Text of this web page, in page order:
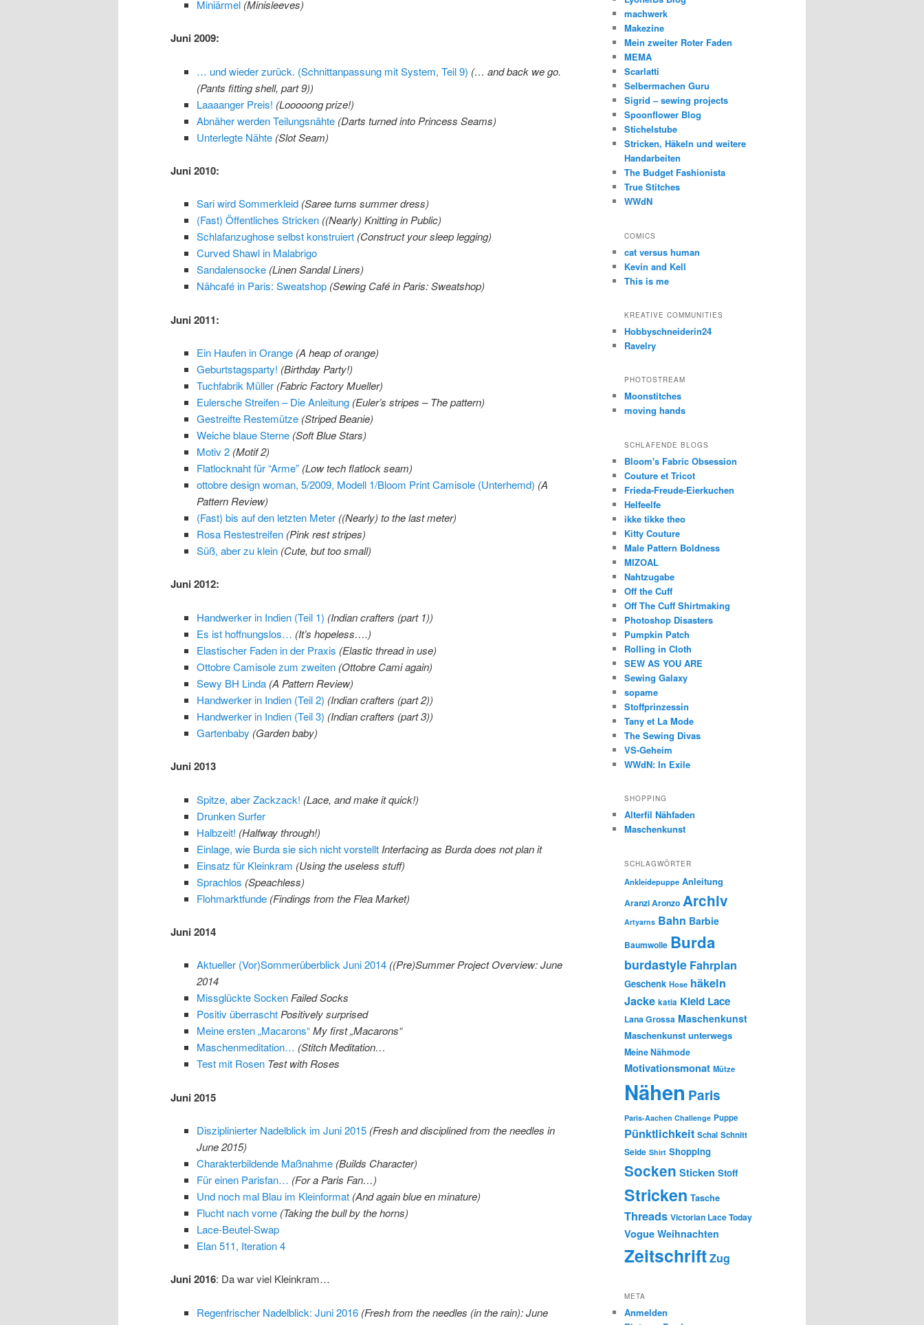
Miniärmel (Minisleeves)
Juni 2009:
… und wieder zurück. (Schnittanpassung mit System, Teil 9) (… and back we go.
(Pants fitting shell, part 9))
Laaaanger Preis! (Looooong prize!)
Abnäher werden Teilungsnähte (Darts turned into Princess Seams)
Unterlegte Nähte (Slot Seam)
Juni 2010:
Sari wird Sommerkleid (Saree turns summer dress)
(Fast) Öffentliches Stricken ((Nearly) Knitting in Public)
Schlafanzughose selbst konstruiert (Construct your sleep legging)
Curved Shawl in Malabrigo
Sandalensocke (Linen Sandal Liners)
Nähcafé in Paris: Sweatshop (Sewing Café in Paris: Sweatshop)
Juni 2011:
Ein Haufen in Orange (A heap of orange)
Geburtstagsparty! (Birthday Party!)
Tuchfabrik Müller (Fabric Factory Mueller)
Eulersche Streifen – Die Anleitung (Euler’s stripes – The pattern)
Gestreifte Restemütze (Striped Beanie)
Weiche blaue Sterne (Soft Blue Stars)
Motiv 2 (Motif 2)
Flatlocknaht für “Arme” (Low tech flatlock seam)
ottobre design woman, 5/2009, Modell 1/Bloom Print Camisole (Unterhemd) (A
Pattern Review)
(Fast) bis auf den letzten Meter ((Nearly) to the last meter)
Rosa Restestreifen (Pink rest stripes)
Süß, aber zu klein (Cute, but too small)
Juni 2012:
Handwerker in Indien (Teil 1) (Indian crafters (part 1))
Es ist hoffnungslos… (It’s hopeless….)
Elastischer Faden in der Praxis (Elastic thread in use)
Ottobre Camisole zum zweiten (Ottobre Cami again)
Sewy BH Linda (A Pattern Review)
Handwerker in Indien (Teil 2) (Indian crafters (part 2))
Handwerker in Indien (Teil 3) (Indian crafters (part 3))
Gartenbaby (Garden baby)
Juni 2013
Spitze, aber Zackzack! (Lace, and make it quick!)
Drunken Surfer
Halbzeit! (Halfway through!)
Einlage, wie Burda sie sich nicht vorstellt Interfacing as Burda does not plan it
Einsatz für Kleinkram (Using the useless stuff)
Sprachlos (Speachless)
Flohmarktfunde (Findings from the Flea Market)
Juni 2014
Aktueller (Vor)Sommerüberblick Juni 2014 ((Pre)Summer Project Overview: June
2014
Missglückte Socken Failed Socks
Positiv überrascht Positively surprised
Meine ersten „Macarons“ My first „Macarons“
Maschenmeditation… (Stitch Meditation…
Test mit Rosen Test with Roses
Juni 2015
Disziplinierter Nadelblick im Juni 2015 (Fresh and disciplined from the needles in
June 2015)
Charakterbildende Maßnahme (Builds Character)
Für einen Parisfan… (For a Paris Fan…)
Und noch mal Blau im Kleinformat (And again blue en minature)
Flucht nach vorne (Taking the bull by the horns)
Lace-Beutel-Swap
Elan 511, Iteration 4
Juni 2016: Da war viel Kleinkram…
Regenfrischer Nadelblick: Juni 2016 (Fresh from the needles (in the rain): June
machwerk
Makezine
Mein zweiter Roter Faden
MEMA
Scarlatti
Selbermachen Guru
Sigrid – sewing projects
Spoonflower Blog
Stichelstube
Stricken, Häkeln und weitere
Handarbeiten
The Budget Fashionista
True Stitches
WWdN
COMICS
cat versus human
Kevin and Kell
This is me
KREATIVE COMMUNITIES
Hobbyschneiderin24
Ravelry
PHOTOSTREAM
Moonstitches
moving hands
SCHLAFENDE BLOGS
Bloom's Fabric Obsession
Couture et Tricot
Frieda-Freude-Eierkuchen
Helfeelfe
ikke tikke theo
Kitty Couture
Male Pattern Boldness
MIZOAL
Nahtzugabe
Off the Cuff
Off The Cuff Shirtmaking
Photoshop Disasters
Pumpkin Patch
Rolling in Cloth
SEW AS YOU ARE
Sewing Galaxy
sopame
Stoffprinzessin
Tany et La Mode
The Sewing Divas
VS-Geheim
WWdN: In Exile
SHOPPING
Alterfil Nähfaden
Maschenkunst
SCHLAGWÖRTER
Ankleidepuppe Anleitung
Aranzi Aronzo Archiv
Artyarns Bahn Barbie
Baumwolle Burda
burdastyle Fahrplan
Geschenk Hose häkeln
Jacke katia Kleid Lace
Lana Grossa Maschenkunst
Maschenkunst unterwegs
Meine Nähmode
Motivationsmonat Mütze
Nähen Paris
Paris-Aachen Challenge Puppe
Pünktlichkeit Schal Schnitt
Seide Shirt Shopping
Socken Sticken Stoff
Stricken Tasche
Threads Victorian Lace Today
Vogue Weihnachten
ZeitschriftZug
META
Anmelden